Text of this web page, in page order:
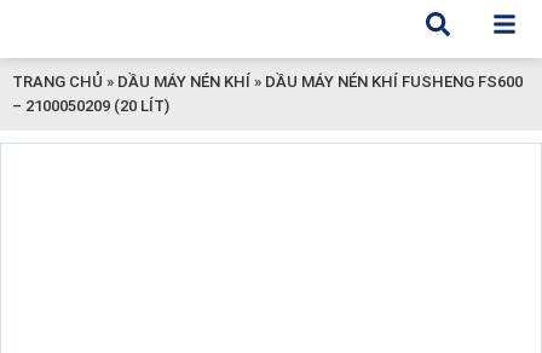
TRANG CHỦ » DẦU MÁY NÉN KHÍ » DẦU MÁY NÉN KHÍ FUSHENG FS600
– 2100050209 (20 LÍT)